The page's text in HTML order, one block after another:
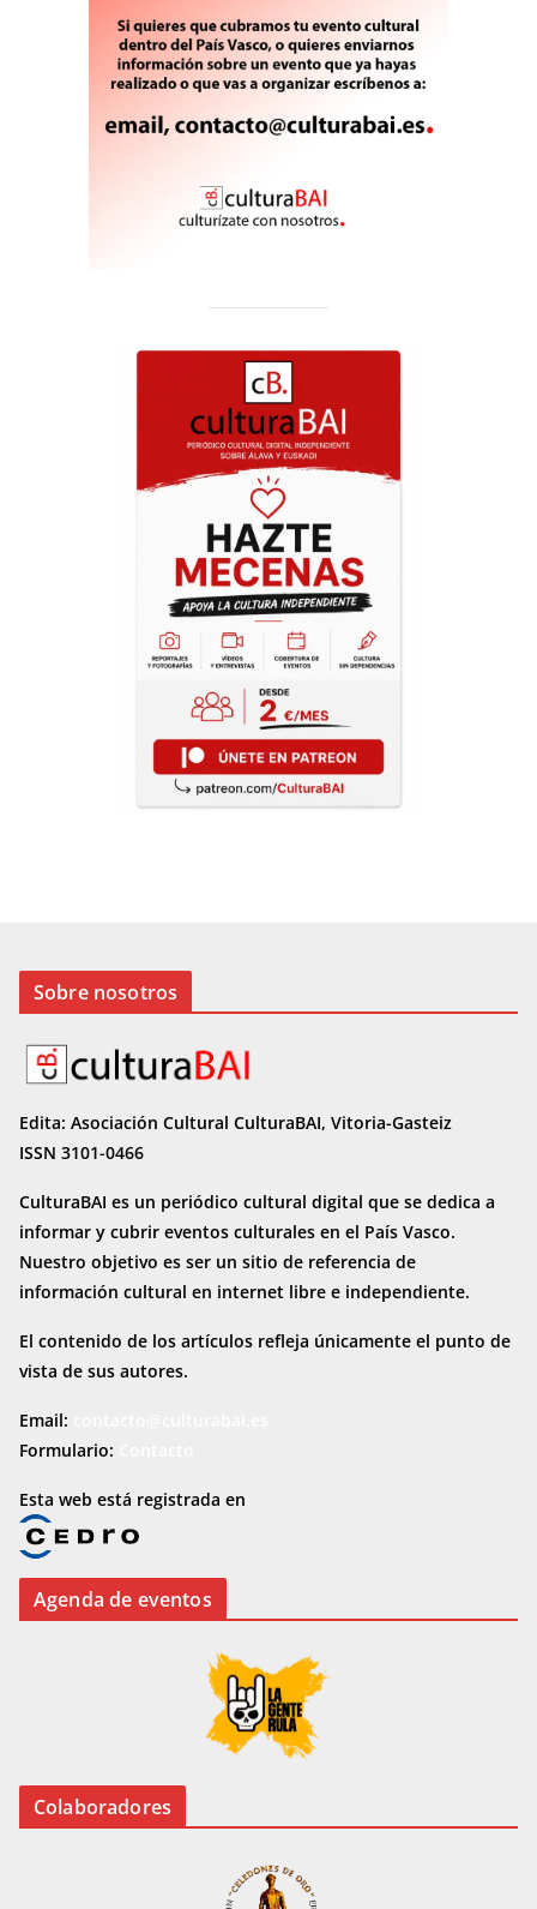
Sobre nosotros
Edita: Asociación Cultural CulturaBAI, Vitoria-Gasteiz
ISSN 3101-0466
CulturaBAI es un periódico cultural digital que se dedica a
informar y cubrir eventos culturales en el País Vasco.
Nuestro objetivo es ser un sitio de referencia de
información cultural en internet libre e independiente.
El contenido de los artículos refleja únicamente el punto de
vista de sus autores.
Email:
Formulario:
Esta web está registrada en
Agenda de eventos
Colaboradores